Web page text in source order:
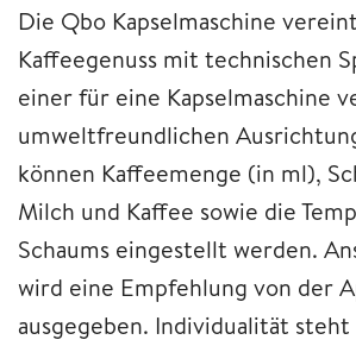
Die Qbo Kapselmaschine
Kaffeegenuss mit technischen
einer für eine Kapselmaschine
umweltfreundlichen
können Kaffeemenge (in ml),
Milch und Kaffee sowie die
Schaums eingestellt werden.
wird eine Empfehlung von der
ausgegeben. Individualität